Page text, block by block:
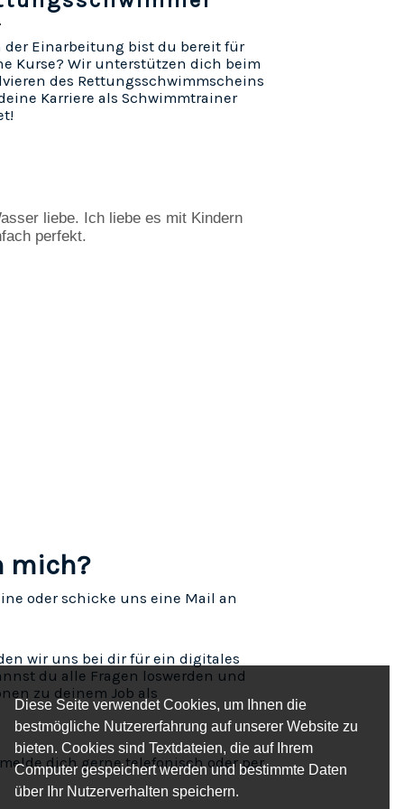
Diese Seite verwendet Cookies, um Ihnen die
bestmögliche Nutzererfahrung auf unserer Website zu
bieten. Cookies sind Textdateien, die auf Ihrem
Computer gespeichert werden und bestimmte Daten
über Ihr Nutzerverhalten speichern.
der Einarbeitung bist du bereit für
Kurse? Wir unterstützen dich beim
des Rettungsschwimmscheins
Karriere als Schwimmtrainer
liebe. Ich liebe es mit Kindern
perfekt.
mich?
oder schicke uns eine Mail an
wir uns bei dir für ein digitales
du alle Fragen loswerden und
zu deinem Job als
dich gerne telefonisch oder per